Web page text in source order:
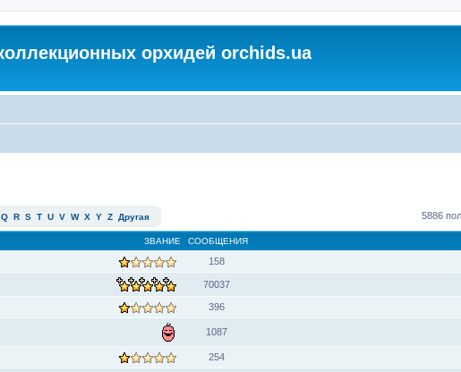
орхидей orchids.ua
Q R S T U V W X Y Z Другая 5886
ЗВАНИЕ СООБЩЕНИЯ
158
70037
396
1087
254